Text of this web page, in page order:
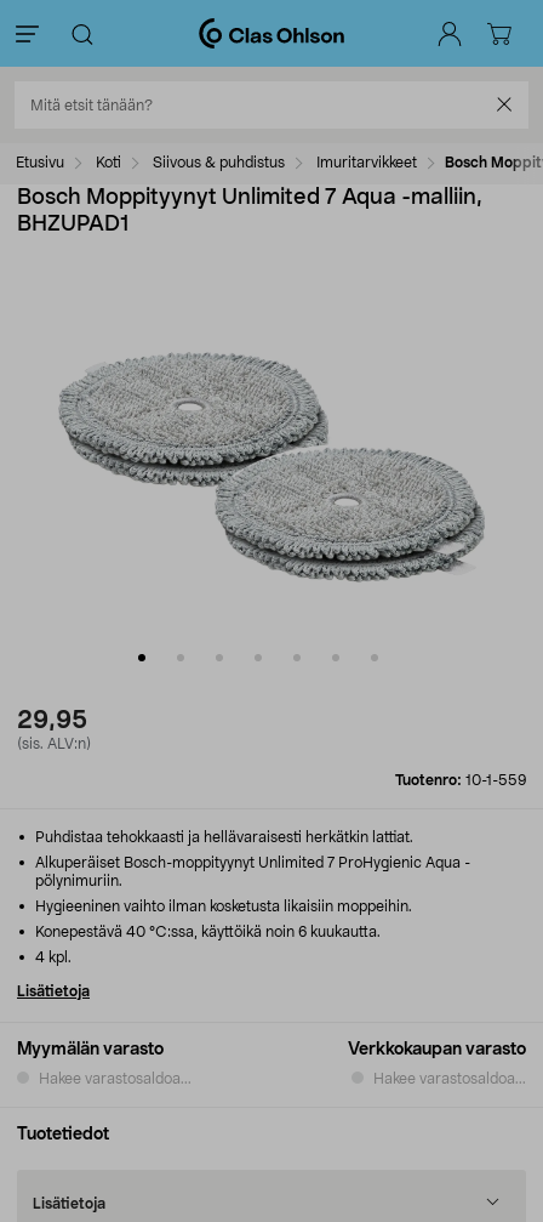
Etusivu Koti Siivous & puhdistus Imuritarvikkeet Bosch
Bosch Moppityynyt Unlimited 7 Aqua -malliin,
BHZUPAD1
29,95
(sis. ALV:n)
Tuotenro: 10-1-559
Myymälän varasto
Hakee varastosaldoa...
Verkkokaupan varasto
Hakee varastosaldoa...
Puhdistaa tehokkaasti ja hellävaraisesti herkätkin lattiat.
Alkuperäiset Bosch-moppityynyt Unlimited 7 ProHygienic Aqua -
pölynimuriin.
Hygieeninen vaihto ilman kosketusta likaisiin moppeihin.
Konepestävä 40 °C:ssa, käyttöikä noin 6 kuukautta.
4 kpl.
Lisätietoja
Tuotetiedot
Lisätietoja